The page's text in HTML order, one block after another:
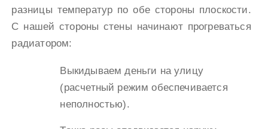
разницы температур по обе стороны плоскости.
С нашей стороны стены начинают прогреваться
радиатором:
Выкидываем деньги на улицу
(расчетный режим обеспечивается
неполностью).